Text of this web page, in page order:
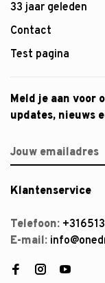
33 jaar geleden
Contact
Test pagina
Meld je aan voor
updates, nieuws
Klantenservice
Telefoon:
E-mail: